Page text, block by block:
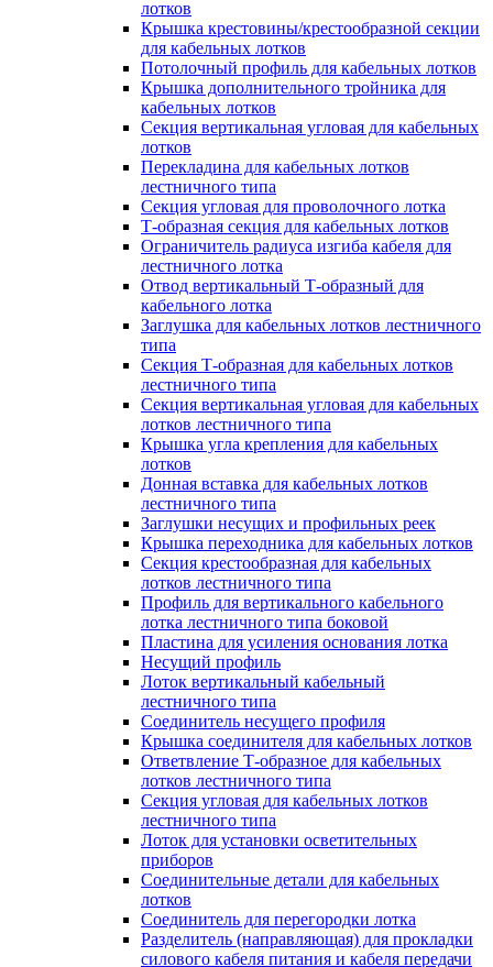
лотков
Крышка крестовины/крестообразной секции
для кабельных лотков
Потолочный профиль для кабельных лотков
Крышка дополнительного тройника для
кабельных лотков
Секция вертикальная угловая для кабельных
лотков
Перекладина для кабельных лотков
лестничного типа
Секция угловая для проволочного лотка
Т-образная секция для кабельных лотков
Ограничитель радиуса изгиба кабеля для
лестничного лотка
Отвод вертикальный Т-образный для
кабельного лотка
Заглушка для кабельных лотков лестничного
типа
Секция Т-образная для кабельных лотков
лестничного типа
Секция вертикальная угловая для кабельных
лотков лестничного типа
Крышка угла крепления для кабельных
лотков
Донная вставка для кабельных лотков
лестничного типа
Заглушки несущих и профильных реек
Крышка переходника для кабельных лотков
Секция крестообразная для кабельных
лотков лестничного типа
Профиль для вертикального кабельного
лотка лестничного типа боковой
Пластина для усиления основания лотка
Несущий профиль
Лоток вертикальный кабельный
лестничного типа
Соединитель несущего профиля
Крышка соединителя для кабельных лотков
Ответвление Т-образное для кабельных
лотков лестничного типа
Секция угловая для кабельных лотков
лестничного типа
Лоток для установки осветительных
приборов
Соединительные детали для кабельных
лотков
Соединитель для перегородки лотка
Разделитель (направляющая) для прокладки
силового кабеля питания и кабеля передачи